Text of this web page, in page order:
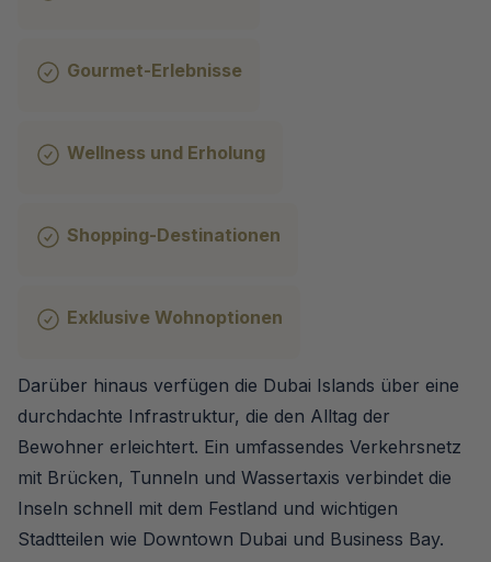
Gourmet-Erlebnisse
Wellness und Erholung
Shopping-Destinationen
Exklusive Wohnoptionen
Darüber hinaus verfügen die Dubai Islands über eine
durchdachte Infrastruktur, die den Alltag der
Bewohner erleichtert. Ein umfassendes Verkehrsnetz
mit Brücken, Tunneln und Wassertaxis verbindet die
Inseln schnell mit dem Festland und wichtigen
Stadtteilen wie Downtown Dubai und Business Bay.